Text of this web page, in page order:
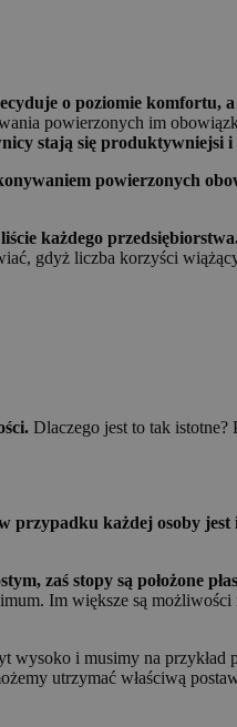
o poziomie komfortu,
powierzonych im
stają się produktywniejsi
powierzonych
każdego
gdyż liczba korzyści
Dlaczego jest to tak istotne?
przypadku każdej osoby jest
zaś stopy są położone
Im większe są
i musimy na
utrzymać właściwą